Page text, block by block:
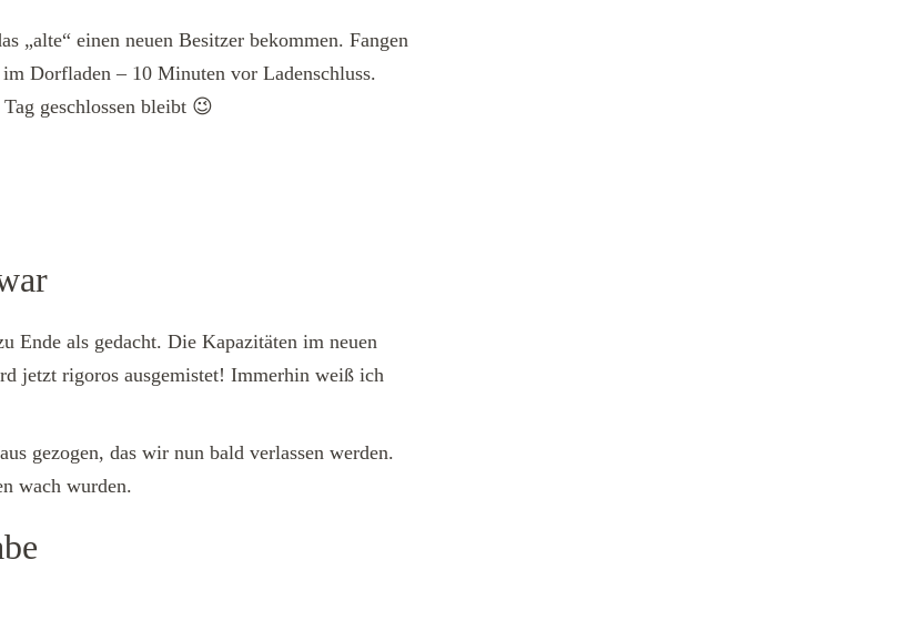
„alte“ einen neuen Besitzer bekommen. Fangen
Dorfladen – 10 Minuten vor Ladenschluss.
geschlossen bleibt 😉
Ende als gedacht. Die Kapazitäten im neuen
jetzt rigoros ausgemistet! Immerhin weiß ich
gezogen, das wir nun bald verlassen werden.
wach wurden.